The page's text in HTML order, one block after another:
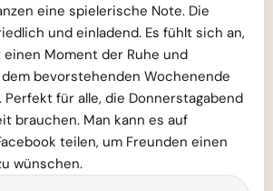
eine spielerische Note. Die
und einladend. Es fühlt sich an,
einen Moment der Ruhe und
bevorstehenden Wochenende
für alle, die Donnerstagabend
brauchen. Man kann es auf
teilen, um Freunden einen
wünschen.